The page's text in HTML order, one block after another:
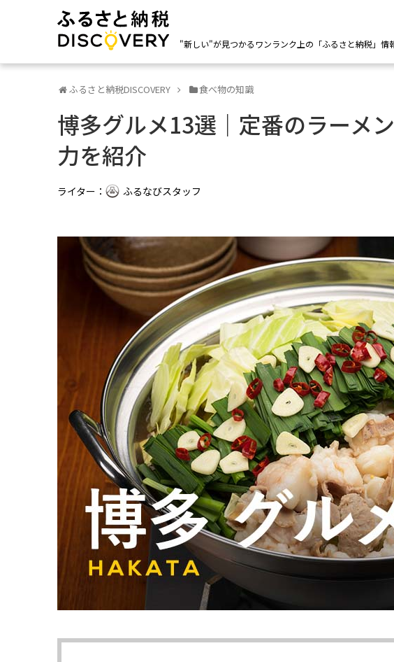
"新しい"が見つかるワンランク上の「ふるさと納税」情
ふるさと納税DISCOVERY 食べ物の知識
博多グルメ13選｜定番のラーメ
力を紹介
ライター：
ふるなびスタッフ